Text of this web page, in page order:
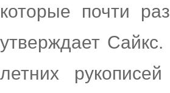
которые почти
утверждает
летних